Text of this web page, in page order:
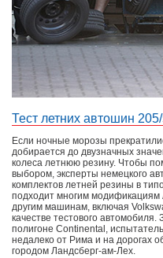
Тест летних автошин
Если ночные морозы
добирается до двузначных
колеса летнюю резину. Чтобы
выбором, эксперты немецкого
комплектов летней резины в
подходит многим модификациям
другим машинам, включая
качестве тестового
полигоне Continental,
недалеко от Рима и на дорогах
городом Ландсберг-ам-Лех.